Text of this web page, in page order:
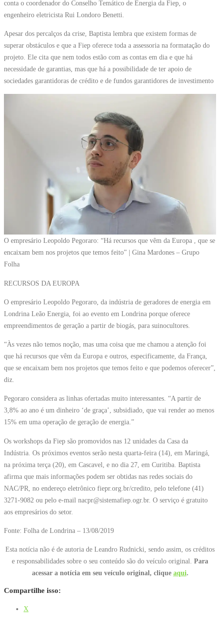
conta o coordenador do Conselho Temático de Energia da Fiep, o
engenheiro eletricista Rui Londoro Benetti.
Apesar dos percalços da crise, Baptista lembra que existem formas de
superar obstáculos e que a Fiep oferece toda a assessoria na formatação do
projeto. Ele cita que nem todos estão com as contas em dia e que há
necessidade de garantias, mas que há a possibilidade de ter apoio de
sociedades garantidoras de crédito e de fundos garantidores de investimento
O empresário Leopoldo Pegoraro: “Há recursos que vêm da Europa , que se
encaixam bem nos projetos que temos feito” | Gina Mardones – Grupo
Folha
RECURSOS DA EUROPA
O empresário Leopoldo Pegoraro, da indústria de geradores de energia em
Londrina Leão Energia, foi ao evento em Londrina porque oferece
empreendimentos de geração a partir de biogás, para suinocultores.
“Às vezes não temos noção, mas uma coisa que me chamou a atenção foi
que há recursos que vêm da Europa e outros, especificamente, da França,
que se encaixam bem nos projetos que temos feito e que podemos oferecer”,
diz.
Pegoraro considera as linhas ofertadas muito interessantes. “A partir de
3,8% ao ano é um dinheiro ‘de graça’, subsidiado, que vai render ao menos
15% em uma operação de geração de energia.”
Os workshops da Fiep são promovidos nas 12 unidades da Casa da
Indústria. Os próximos eventos serão nesta quarta-feira (14), em Maringá,
na próxima terça (20), em Cascavel, e no dia 27, em Curitiba. Baptista
afirma que mais informações podem ser obtidas nas redes sociais do
NAC/PR, no endereço eletrônico fiepr.org.br/credito, pelo telefone (41)
3271-9082 ou pelo e-mail nacpr@sistemafiep.ogr.br. O serviço é gratuito
aos empresários do setor.
Fonte: Folha de Londrina – 13/08/2019
Esta notícia não é de autoria de Leandro Rudnicki, sendo assim, os créditos
e responsabilidades sobre o seu conteúdo são do veículo original. Para
acessar a notícia em seu veículo original, clique aqui.
Compartilhe isso:
X